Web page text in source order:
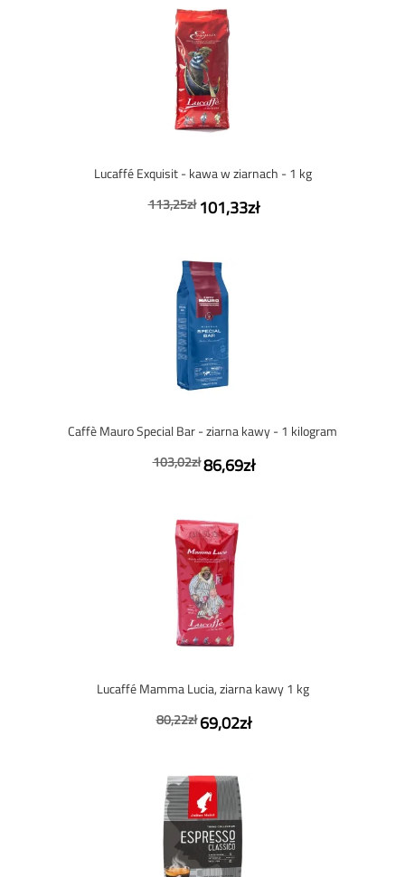
Lucaffé Exquisit - kawa w ziarnach - 1 kg
113,25zł 101,33zł
Caffè Mauro Special Bar - ziarna kawy - 1 kilogram
103,02zł86,69zł
Lucaffé Mamma Lucia, ziarna kawy 1 kg
80,22zł 69,02zł